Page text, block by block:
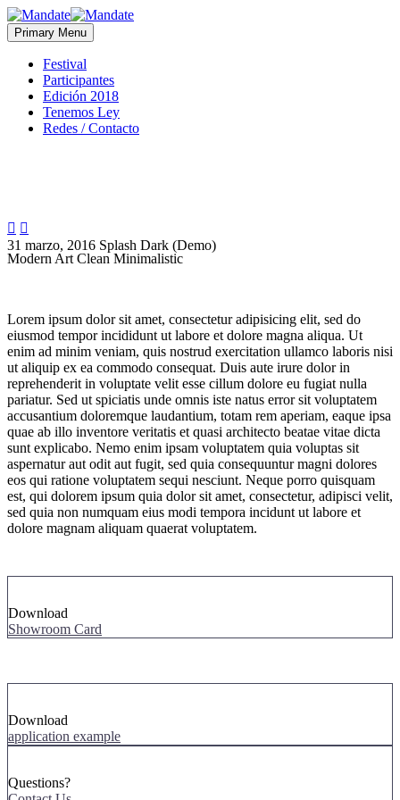
Primary Menu
Festival
Participantes
Edición 2018
Tenemos Ley
Redes / Contacto
 
31 marzo, 2016 Splash Dark (Demo)
Modern Art Clean Minimalistic
Lorem ipsum dolor sit amet, consectetur adipisicing elit, sed do
eiusmod tempor incididunt ut labore et dolore magna aliqua. Ut
enim ad minim veniam, quis nostrud exercitation ullamco laboris nisi
ut aliquip ex ea commodo consequat. Duis aute irure dolor in
reprehenderit in voluptate velit esse cillum dolore eu fugiat nulla
pariatur. Sed ut spiciatis unde omnis iste natus error sit voluptatem
accusantium doloremque laudantium, totam rem aperiam, eaque ipsa
quae ab illo inventore veritatis et quasi architecto beatae vitae dicta
sunt explicabo. Nemo enim ipsam voluptatem quia voluptas sit
aspernatur aut odit aut fugit, sed quia consequuntur magni dolores
eos qui ratione voluptatem sequi nesciunt. Neque porro quisquam
est, qui dolorem ipsum quia dolor sit amet, consectetur, adipisci velit,
sed quia non numquam eius modi tempora incidunt ut labore et
dolore magnam aliquam quaerat voluptatem.
Download
Showroom Card
Download
application example
Questions?